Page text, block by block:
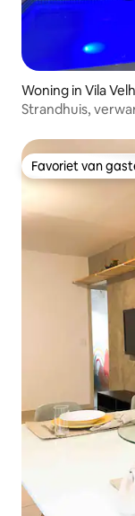
Woning in Vila
Strandhuis,
Favoriet van
Favoriet van